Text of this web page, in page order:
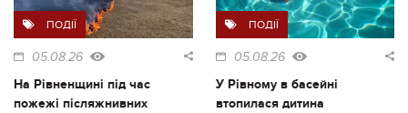
ПОДІЇ
05.08.26
На Рівненщині під час
пожежі післяжнивних
ПОДІЇ
05.08.26
У Рівному в басейні
втопилася дитина